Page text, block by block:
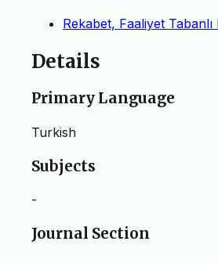
Rekabet, Faaliyet Tabanlı
Details
Primary Language
Turkish
Subjects
-
Journal Section